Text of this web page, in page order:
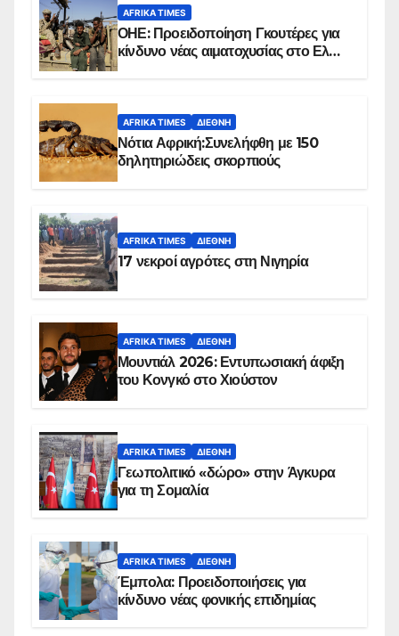
AFRIKA TIMES
ΟΗΕ: Προειδοποίηση Γκουτέρες για
κίνδυνο νέας αιματοχυσίας στο Ελ
AFRIKA TIMES ΔΙΕΘΝΉ
Νότια Αφρική:Συνελήφθη με 150
δηλητηριώδεις σκορπιούς
AFRIKA TIMES ΔΙΕΘΝΉ
17 νεκροί αγρότες στη Νιγηρία
AFRIKA TIMES ΔΙΕΘΝΉ
Μουντιάλ 2026: Εντυπωσιακή άφιξη
του Κονγκό στο Χιούστον
AFRIKA TIMES ΔΙΕΘΝΉ
Γεωπολιτικό «δώρο» στην Άγκυρα
για τη Σομαλία
AFRIKA TIMES ΔΙΕΘΝΉ
Έμπολα: Προειδοποιήσεις για
κίνδυνο νέας φονικής επιδημίας